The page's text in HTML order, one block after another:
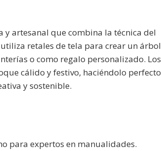
y artesanal que combina la técnica del
retales de tela para crear un árbol
o como regalo personalizado. Los
cálido y festivo, haciéndolo perfecto
y sostenible.
para expertos en manualidades.